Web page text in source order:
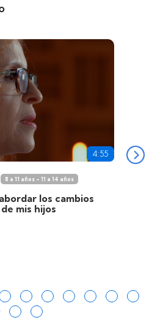
4:55
8 a 11 años - 11 a 14 años
los cambios
mis hijos